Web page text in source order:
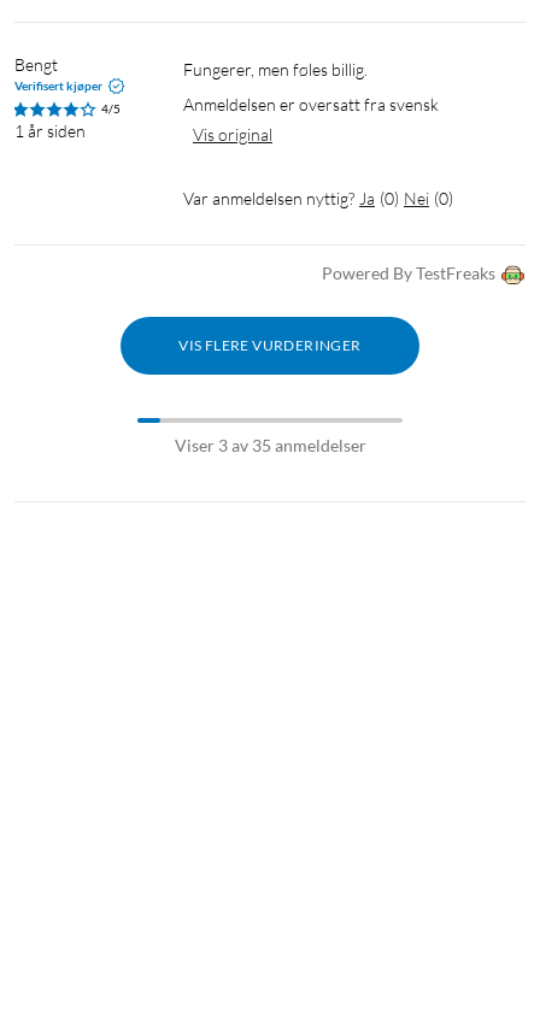
Bengt
Verifisert kjøper
4/5
1 år siden
Fungerer, men føles billig.
Anmeldelsen er oversatt fra svensk
Vis original
Var anmeldelsen nyttig? Ja (0) Nei (0)
Powered By TestFreaks
VIS FLERE VURDERINGER
Viser 3 av 35 anmeldelser